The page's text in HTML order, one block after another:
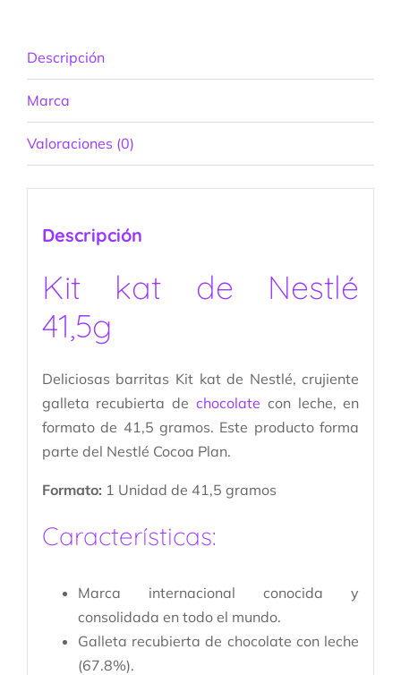
Descripción
Marca
Valoraciones (0)
Descripción
Kit kat de Nestlé
41,5g
Deliciosas barritas Kit kat de Nestlé, crujiente
galleta recubierta de chocolate con leche, en
formato de 41,5 gramos. Este producto forma
parte del Nestlé Cocoa Plan.
Formato: 1 Unidad de 41,5 gramos
Características:
Marca internacional conocida y
consolidada en todo el mundo.
Galleta recubierta de chocolate con leche
(67.8%).